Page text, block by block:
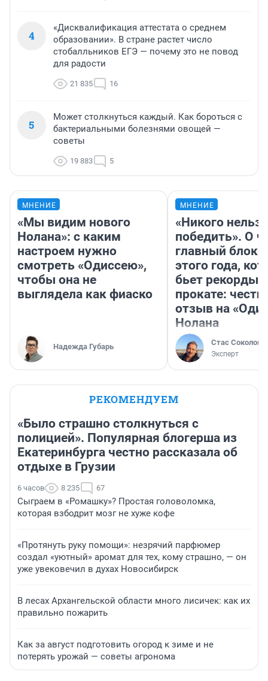
4
«Дисквалификация аттестата о среднем
образовании». В стране растет число
стобалльников ЕГЭ — почему это не повод
для радости
21 835 16
5
Может столкнуться каждый. Как бороться с
бактериальными болезнями овощей —
советы
19 883 5
МНЕНИЕ
«Мы видим нового
Нолана»: с каким
настроем нужно
смотреть «Одиссею»,
чтобы она не
выглядела как фиаско
Надежда Губарь
МНЕНИЕ
«Никого нельзя
победить». О
главный
этого года,
бьет рекорды в
прокате:
отзыв на
Нолана
Стас Соколов
Эксперт
РЕКОМЕНДУЕМ
«Было страшно столкнуться с
полицией». Популярная блогерша из
Екатеринбурга честно рассказала об
отдыхе в Грузии
6 часов 8 235 67
Сыграем в «Ромашку»? Простая головоломка,
которая взбодрит мозг не хуже кофе
«Протянуть руку помощи»: незрячий парфюмер
создал «уютный» аромат для тех, кому страшно, — он
уже увековечил в духах Новосибирск
В лесах Архангельской области много лисичек: как их
правильно пожарить
Как за август подготовить огород к зиме и не
потерять урожай — советы агронома